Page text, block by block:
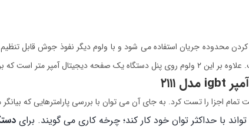
اجزا را تست کرد. به جای آن می توان با بررسی پارامترهایی که بیانگر
با حداکثر توان خود کار کند؛ چرخه کاری می گویند. برای